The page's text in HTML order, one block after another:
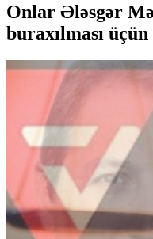
Onlar Ələsgər
buraxılması